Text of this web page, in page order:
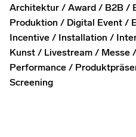
Architektur Award B2B
Produktion
Digital Event
Incentive
Installation
Kunst
Livestream Messe
Performance
Screening